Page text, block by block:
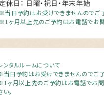
定休日： 日曜・祝日・年末年始
※当日予約はお受けできませんのでご了
※1ヶ月以上先のご予約はお電話でお問
ンタルルームについて
当日予約はお受けできませんのでご了
ヶ月以上先のご予約はお電話でお
い。